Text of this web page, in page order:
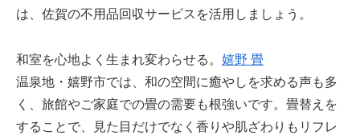
は、佐賀の不用品回収サービスを活用しましょう。
和室を心地よく生まれ変わらせる。 嬉野 畳
温泉地・嬉野市では、和の空間に癒やしを求める声も多
く、旅館やご家庭での畳の需要も根強いです。畳替えを
することで、見た目だけでなく香りや肌ざわりもリフレ